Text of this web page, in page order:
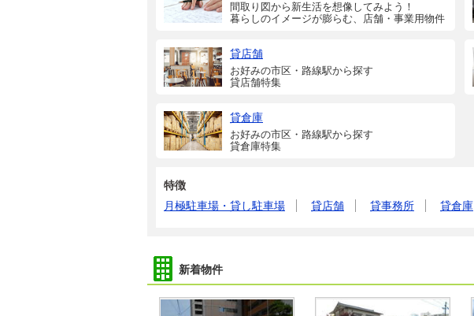
間取り図から新生活を想像してみよう！
暮らしのイメージが膨らむ、店舗・事業用物件
貸店舗
お好みの市区・路線駅から探す
貸店舗特集
貸倉庫
お好みの市区・路線駅から探す
貸倉庫特集
特徴
月極駐車場・貸し駐車場
貸店舗 貸事務所 貸倉庫
新着物件